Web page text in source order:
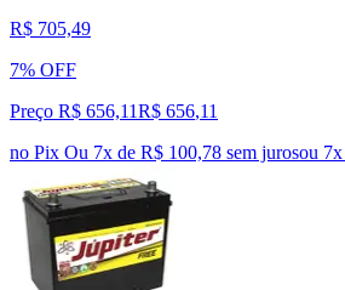
R$ 705,49
7% OFF
Preço R$ 656,11R$ 656,11
no Pix Ou 7x de R$ 100,78 sem jurosou 7x